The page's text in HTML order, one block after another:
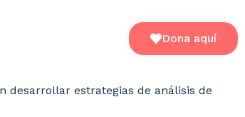
desarrollar estrategias de análisis de
Dona aquí